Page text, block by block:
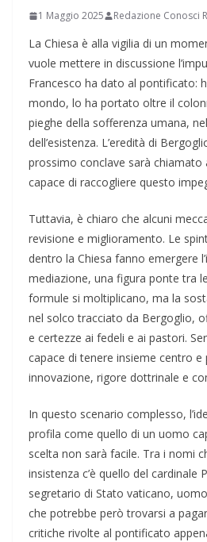
1 Maggio 2025 Redazione Conosci
La Chiesa è alla vigilia di un
vuole mettere in discussione
Francesco ha dato al pontificato:
mondo, lo ha portato oltre il
pieghe della sofferenza umana,
dell’esistenza. L’eredità di
prossimo conclave sarà chiamato
capace di raccogliere questo
Tuttavia, è chiaro che alcuni
revisione e miglioramento. Le
dentro la Chiesa fanno emergere
mediazione, una figura ponte tra
formule si moltiplicano, ma la
nel solco tracciato da Bergoglio,
e certezze ai fedeli e ai pastori.
capace di tenere insieme centro
innovazione, rigore dottrinale e
In questo scenario complesso,
profila come quello di un uomo
scelta non sarà facile. Tra i nomi
insistenza c’è quello del cardinale
segretario di Stato vaticano,
che potrebbe però trovarsi a
critiche rivolte al pontificato